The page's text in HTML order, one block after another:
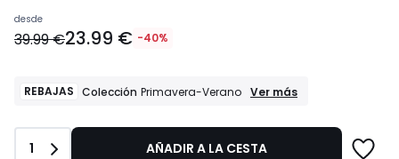
Precio
a
23.99
en
lugar
desde
39.99 €23.99 € -40%
REBAJAS Colección Primavera-Verano REBAJAS
Ver más
Cantidad
1 AÑADIR A LA CESTA